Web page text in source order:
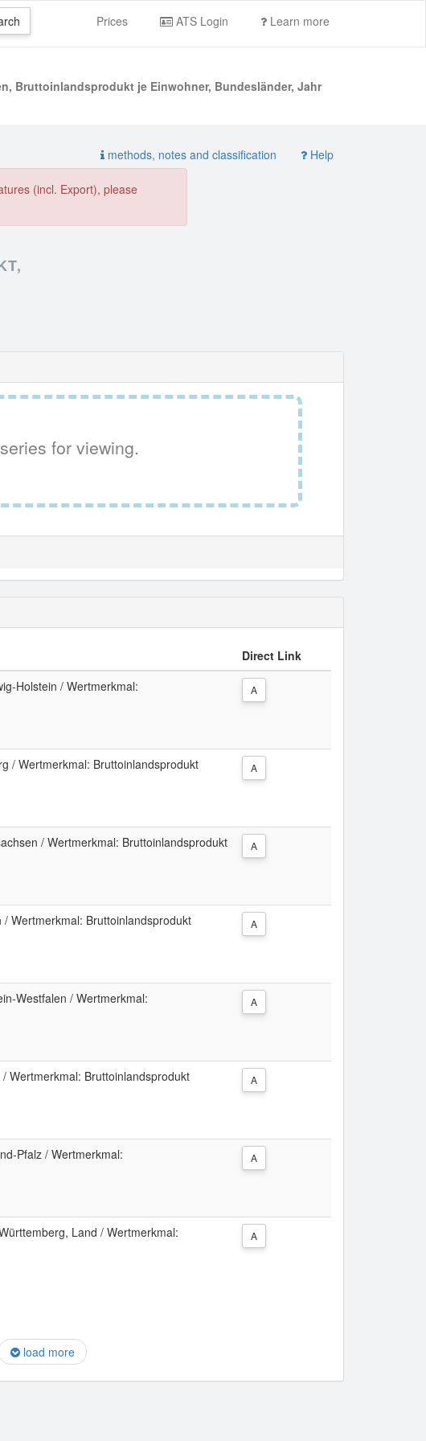
Prices ATS Login Learn more
Bruttoinlandsprodukt je Einwohner, Bundesländer, Jahr
methods, notes and classification Help
(incl. Export), please
for viewing.
Direct Link
Holstein / Wertmerkmal:
A
/ Wertmerkmal: Bruttoinlandsprodukt
A
/ Wertmerkmal: Bruttoinlandsprodukt
A
Wertmerkmal: Bruttoinlandsprodukt
A
Westfalen / Wertmerkmal:
A
Wertmerkmal: Bruttoinlandsprodukt
A
Pfalz / Wertmerkmal:
A
Land / Wertmerkmal:
A
load more